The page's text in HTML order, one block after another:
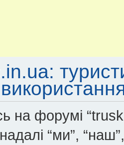
на форумі
“ми”,